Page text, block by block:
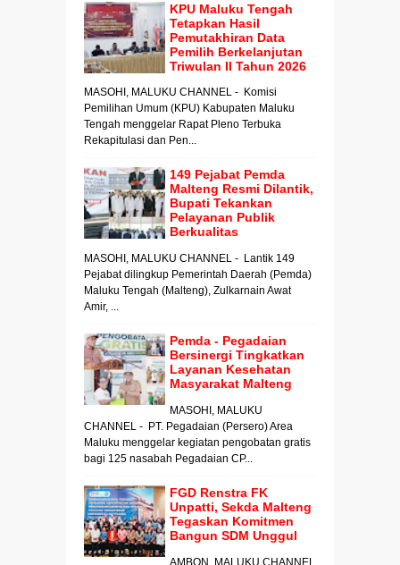
KPU Maluku Tengah
Tetapkan Hasil
Pemutakhiran Data
Pemilih Berkelanjutan
Triwulan II Tahun 2026
MASOHI, MALUKU CHANNEL - Komisi
Pemilihan Umum (KPU) Kabupaten Maluku
Tengah menggelar Rapat Pleno Terbuka
Rekapitulasi dan Pen...
149 Pejabat Pemda
Malteng Resmi Dilantik,
Bupati Tekankan
Pelayanan Publik
Berkualitas
MASOHI, MALUKU CHANNEL - Lantik 149
Pejabat dilingkup Pemerintah Daerah (Pemda)
Maluku Tengah (Malteng), Zulkarnain Awat
Amir, ...
Pemda - Pegadaian
Bersinergi Tingkatkan
Layanan Kesehatan
Masyarakat Malteng
MASOHI, MALUKU
CHANNEL - PT. Pegadaian (Persero) Area
Maluku menggelar kegiatan pengobatan gratis
bagi 125 nasabah Pegadaian CP...
FGD Renstra FK
Unpatti, Sekda Malteng
Tegaskan Komitmen
Bangun SDM Unggul
AMBON, MALUKU CHANNEL